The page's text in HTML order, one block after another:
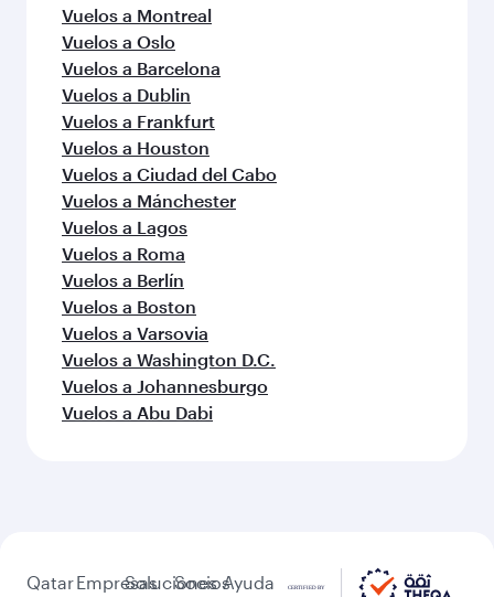
Vuelos a Montreal
Vuelos a Oslo
Vuelos a Barcelona
Vuelos a Dublin
Vuelos a Frankfurt
Vuelos a Houston
Vuelos a Ciudad del Cabo
Vuelos a Mánchester
Vuelos a Lagos
Vuelos a Roma
Vuelos a Berlín
Vuelos a Boston
Vuelos a Varsovia
Vuelos a Washington D.C.
Vuelos a Johannesburgo
Vuelos a Abu Dabi
QatarEmpresasSoluciones
SociosAyuda